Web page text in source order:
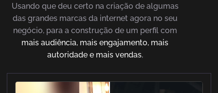
Usando que deu certo na criação de algumas
das grandes marcas da internet agora no seu
negócio, para a construção de um perfil com
mais audiência, mais engajamento, mais
autoridade e mais vendas,